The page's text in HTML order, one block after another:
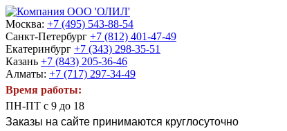
Москва: +7 (495) 543-88-54
Санкт-Петербург +7 (812) 401-47-49
Екатеринбург +7 (343) 298-35-51
Казань +7 (843) 205-36-46
Алматы: +7 (717) 297-34-49
Время работы:
ПН-ПТ с 9 до 18
Заказы на сайте принимаются круглосуточно